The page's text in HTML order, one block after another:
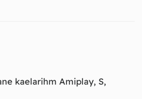
kaelarihm Amiplay, S,